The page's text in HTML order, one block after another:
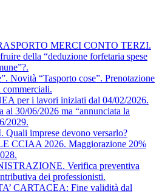
MERCI CONTO TERZI.
della “deduzione forfetaria spese
Novità “Tasporto cose”. Prenotazione
commerciali.
per i lavori iniziati dal 04/02/2026.
al 30/06/2026 ma “annunciata la
2029.
Quali imprese devono versarlo?
CCIAA 2026. Maggiorazione 20%
Verifica preventiva
dei professionisti.
CARTACEA: Fine validità dal